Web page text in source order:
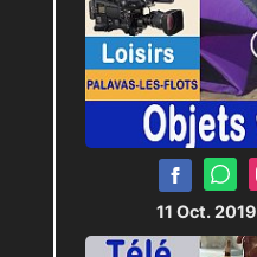
11 Oct. 2019